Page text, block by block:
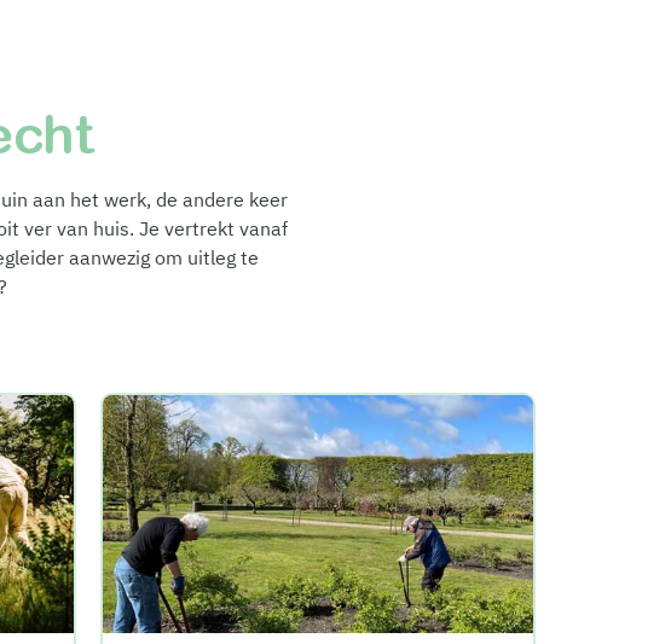
aan het werk, de andere keer
ver van huis. Je vertrekt vanaf
aanwezig om uitleg te